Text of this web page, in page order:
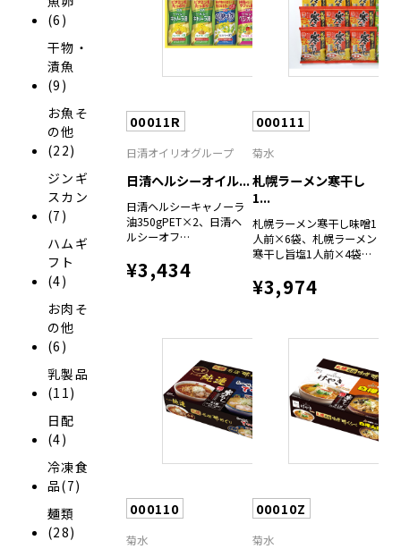
(6)
干物・
漬魚
(9)
お魚そ
の他
(22)
ジンギ
スカン
(7)
ハムギ
フト
(4)
お肉そ
の他
(6)
乳製品
(11)
日配
(4)
冷凍食
品(7)
麺類
(28)
00011R
日清オイリオグループ
日清ヘルシーオイル...
日清ヘルシーキャノーラ
油350gPET×2、日清ヘ
ルシーオフ
シーベジオイル
350gPET×2
¥3,434
000111
菊水
札幌ラーメン寒干し
1...
札幌ラーメン寒干し味噌1
人前×6袋、札幌ラーメン
寒干し旨塩1人前×4袋、
人前×6袋
¥3,974
000110
菊水
00010Z
菊水